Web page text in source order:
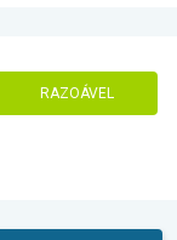
RAZOÁVEL